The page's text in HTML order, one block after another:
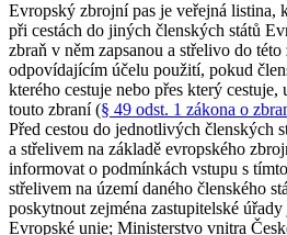
Evropský zbrojní pas je veřejná listina,
při cestách do jiných členských států
zbraň v něm zapsanou a střelivo do
odpovídajícím účelu použití, pokud
kterého cestuje nebo přes který
touto zbraní (§ 49 odst. 1 zákona o
Před cestou do jednotlivých členských
a střelivem na základě evropského
informovat o podmínkách vstupu s
střelivem na území daného členského
poskytnout zejména zastupitelské
Evropské unie; Ministerstvo vnitra